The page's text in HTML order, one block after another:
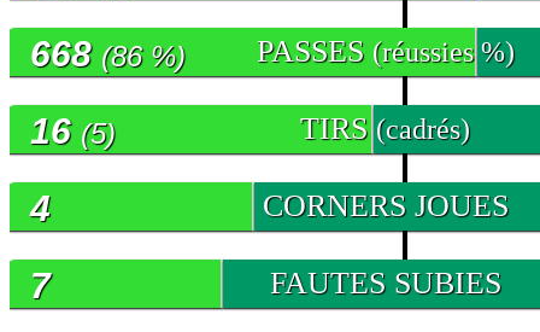
PASSES (réussies %)
668 (86 %)
TIRS (cadrés)
16 (5)
CORNERS JOUES
4
FAUTES SUBIES
7